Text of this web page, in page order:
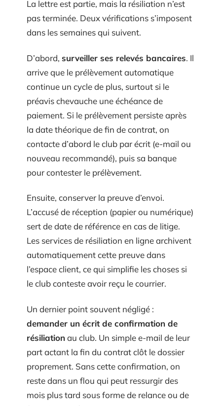
La lettre est partie, mais la résiliation n’est
pas terminée. Deux vérifications s’imposent
dans les semaines qui suivent.
D’abord, surveiller ses relevés bancaires. Il
arrive que le prélèvement automatique
continue un cycle de plus, surtout si le
préavis chevauche une échéance de
paiement. Si le prélèvement persiste après
la date théorique de fin de contrat, on
contacte d’abord le club par écrit (e-mail ou
nouveau recommandé), puis sa banque
pour contester le prélèvement.
Ensuite, conserver la preuve d’envoi.
L’accusé de réception (papier ou numérique)
sert de date de référence en cas de litige.
Les services de résiliation en ligne archivent
automatiquement cette preuve dans
l’espace client, ce qui simplifie les choses si
le club conteste avoir reçu le courrier.
Un dernier point souvent négligé :
demander un écrit de confirmation de
résiliationau club. Un simple e-mail de leur
part actant la fin du contrat clôt le dossier
proprement. Sans cette confirmation, on
reste dans un flou qui peut ressurgir des
mois plus tard sous forme de relance ou de